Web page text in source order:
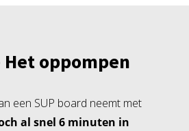
Het oppompen
een SUP board neemt met
al snel 6 minuten in